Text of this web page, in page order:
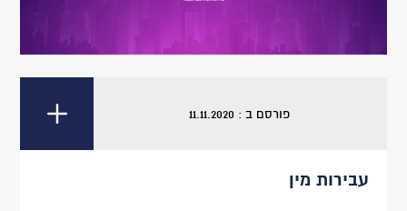
פורסם ב : 11.11.2020
עבירות מין